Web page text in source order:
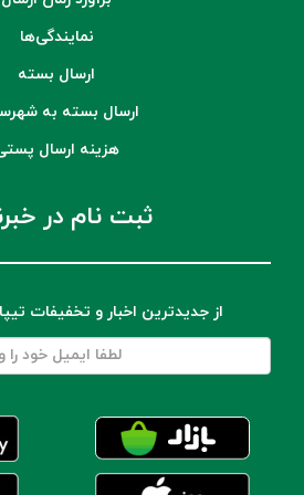
نمایندگی‌ها
ارسال بسته
ارسال بسته به
هزینه ارسال
ثبت نام در
از جدیدترین اخبار و تخفیفات